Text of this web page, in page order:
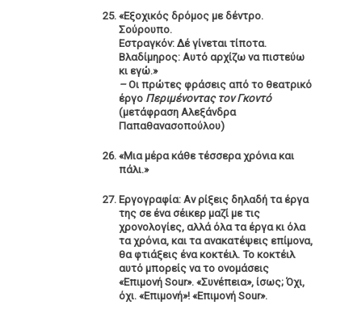
«Εξοχικός δρόμος με δέντρο.
Σούρουπο.
Εστραγκόν: Δέ γίνεται τίποτα.
Βλαδίμηρος: Αυτό αρχίζω να πιστεύω
κι εγώ.»
–Οι πρώτες φράσεις από το θεατρικό
έργο Περιμένοντας τον Γκοντό
(μετάφραση Αλεξάνδρα
Παπαθανασοπούλου)
«Μια μέρα κάθε τέσσερα χρόνια και
πάλι.»
Εργογραφία: Αν ρίξεις δηλαδή τα έργα
της σε ένα σέικερ μαζί με τις
χρονολογίες, αλλά όλα τα έργα κι όλα
τα χρόνια, και τα ανακατέψεις επίμονα,
θα φτιάξεις ένα κοκτέιλ. Το κοκτέιλ
αυτό μπορείς να το ονομάσεις
«Επιμονή Sour». «Συνέπεια», ίσως; Όχι,
όχι. «Επιμονή»! «Επιμονή Sour».